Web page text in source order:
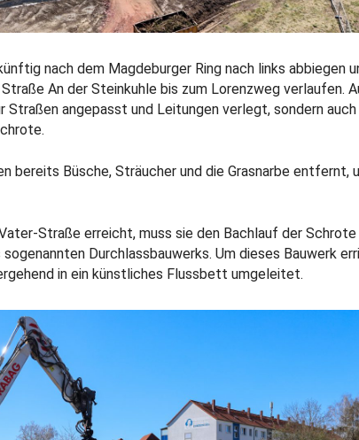
nach dem Magdeburger Ring nach links abbiegen
An der Steinkuhle bis zum Lorenzweg verlaufen.
angepasst und Leitungen verlegt, sondern auch
bereits Büsche, Sträucher und die Grasnarbe entfernt,
Straße erreicht, muss sie den Bachlauf der Schrote
Durchlassbauwerks. Um dieses Bauwerk
in ein künstliches Flussbett umgeleitet.